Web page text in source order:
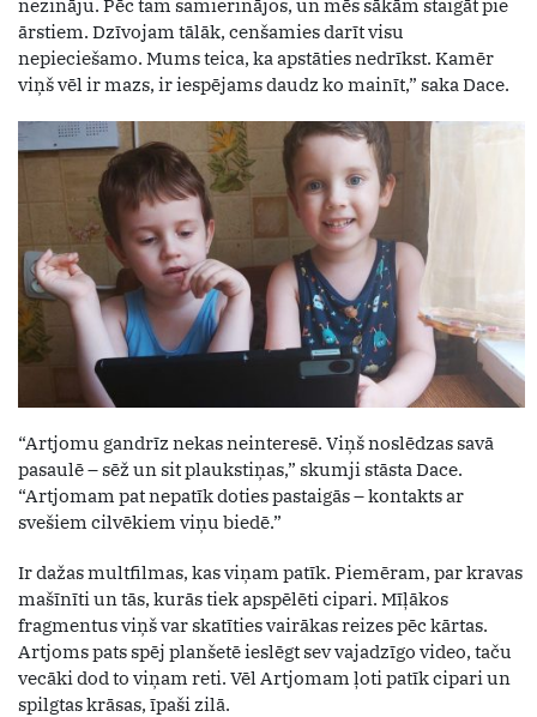
nezināju. Pēc tam samierinājos, un mēs sākām staigāt pie
ārstiem. Dzīvojam tālāk, cenšamies darīt visu
nepieciešamo. Mums teica, ka apstāties nedrīkst. Kamēr
viņš vēl ir mazs, ir iespējams daudz ko mainīt,” saka Dace.
“Artjomu gandrīz nekas neinteresē. Viņš noslēdzas savā
pasaulē – sēž un sit plaukstiņas,” skumji stāsta Dace.
“Artjomam pat nepatīk doties pastaigās – kontakts ar
svešiem cilvēkiem viņu biedē.”
Ir dažas multfilmas, kas viņam patīk. Piemēram, par kravas
mašīnīti un tās, kurās tiek apspēlēti cipari. Mīļākos
fragmentus viņš var skatīties vairākas reizes pēc kārtas.
Artjoms pats spēj planšetē ieslēgt sev vajadzīgo video, taču
vecāki dod to viņam reti. Vēl Artjomam ļoti patīk cipari un
spilgtas krāsas, īpaši zilā.